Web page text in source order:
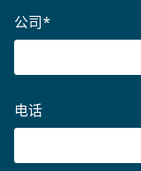
公司*
电话